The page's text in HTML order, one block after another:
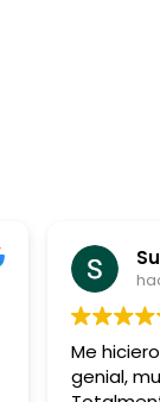
Me
genial,